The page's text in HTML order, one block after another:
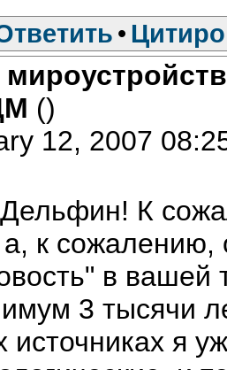
•
()
12, 2007
К
а, к
в вашей
3 тысячи
источниках я